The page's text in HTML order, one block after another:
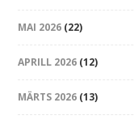
MAI 2026 (22)
APRILL 2026 (12)
MÄRTS 2026 (13)